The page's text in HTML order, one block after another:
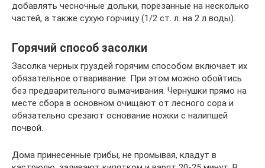
добавлять чесночные дольки, порезанные на несколько
частей, а также сухую горчицу (1/2 ст. л. на 2 л воды).
Горячий способ засолки
Засолка черных груздей горячим способом включает их
обязательное отваривание. При этом можно обойтись
без предварительного вымачивания. Чернушки прямо на
месте сбора в основном очищают от лесного сора и
обязательно срезают основание ножки с налипшей
почвой.
Дома принесенные грибы, не промывая, кладут в